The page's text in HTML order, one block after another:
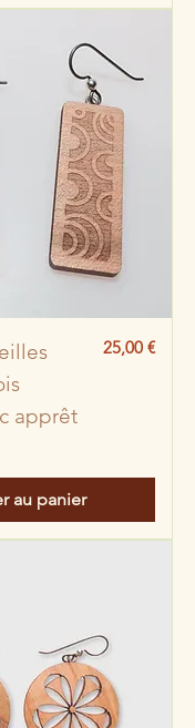
apprêt
Prix
25,00 €
au panier